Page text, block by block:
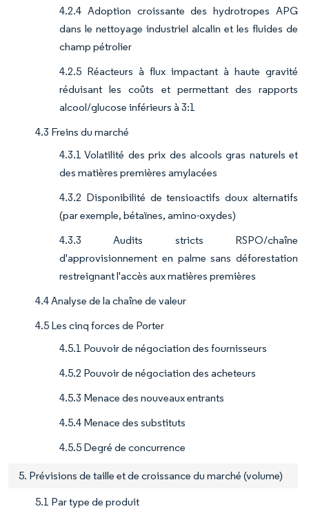
4.2.4 Adoption croissante des hydrotropes APG
dans le nettoyage industriel alcalin et les fluides de
champ pétrolier
4.2.5 Réacteurs à flux impactant à haute gravité
réduisant les coûts et permettant des rapports
alcool/glucose inférieurs à 3:1
4.3 Freins du marché
4.3.1 Volatilité des prix des alcools gras naturels et
des matières premières amylacées
4.3.2 Disponibilité de tensioactifs doux alternatifs
(par exemple, bétaïnes, amino-oxydes)
4.3.3 Audits stricts RSPO/chaîne
d'approvisionnement en palme sans déforestation
restreignant l'accès aux matières premières
4.4 Analyse de la chaîne de valeur
4.5 Les cinq forces de Porter
4.5.1 Pouvoir de négociation des fournisseurs
4.5.2 Pouvoir de négociation des acheteurs
4.5.3 Menace des nouveaux entrants
4.5.4 Menace des substituts
4.5.5 Degré de concurrence
5. Prévisions de taille et de croissance du marché (volume)
5.1 Par type de produit